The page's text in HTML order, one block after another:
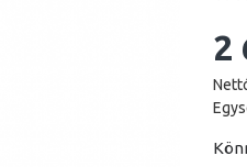
2